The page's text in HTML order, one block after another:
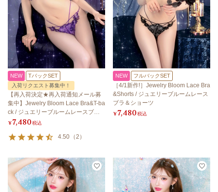
NEW
TバックSET
入荷リクエスト募集中！
【再入荷決定★再入荷通知メール募
集中】Jewelry Bloom Lace Bra&T-ba
ck / ジュエリーブルームレースブラ
＆Tバック
¥7,480税込
4.50 （2 ）
NEW フルバックSET
［4/1新作!］Jewelry Bloom Lace Bra
&Shorts / ジュエリーブルームレース
ブラ＆ショーツ
¥7,480税込